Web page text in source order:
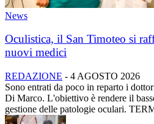
News
Oculistica, il San Timoteo si
nuovi medici
REDAZIONE - 4 AGOSTO 2026
Sono entrati da poco in reparto i
Di Marco. L'obiettivo è rendere il
gestione delle patologie oculari.